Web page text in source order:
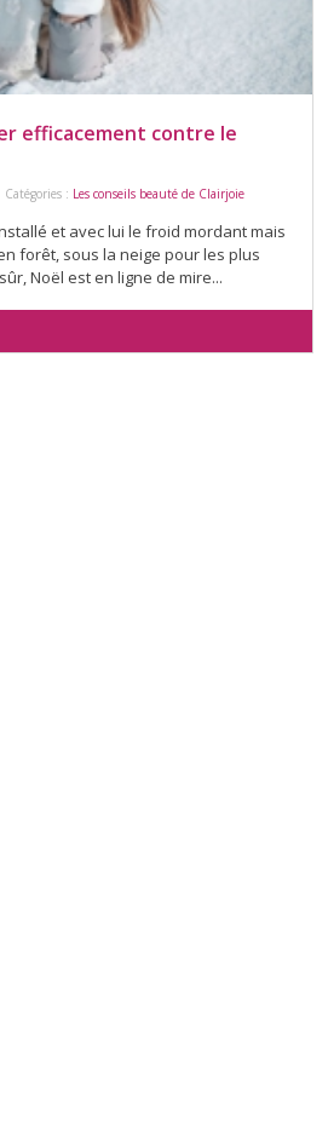
efficacement contre le
: Les conseils beauté de Clairjoie
et avec lui le froid mordant mais
forêt, sous la neige pour les plus
Noël est en ligne de mire...